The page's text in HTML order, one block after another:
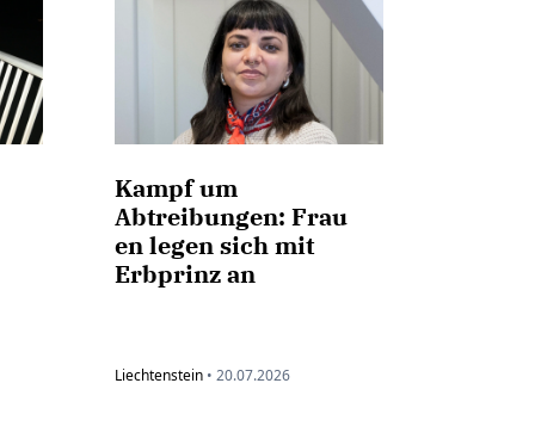
Kampf um
Abtreibungen: Frau
en legen sich mit
Erbprinz an
Liechtenstein • 20.07.2026